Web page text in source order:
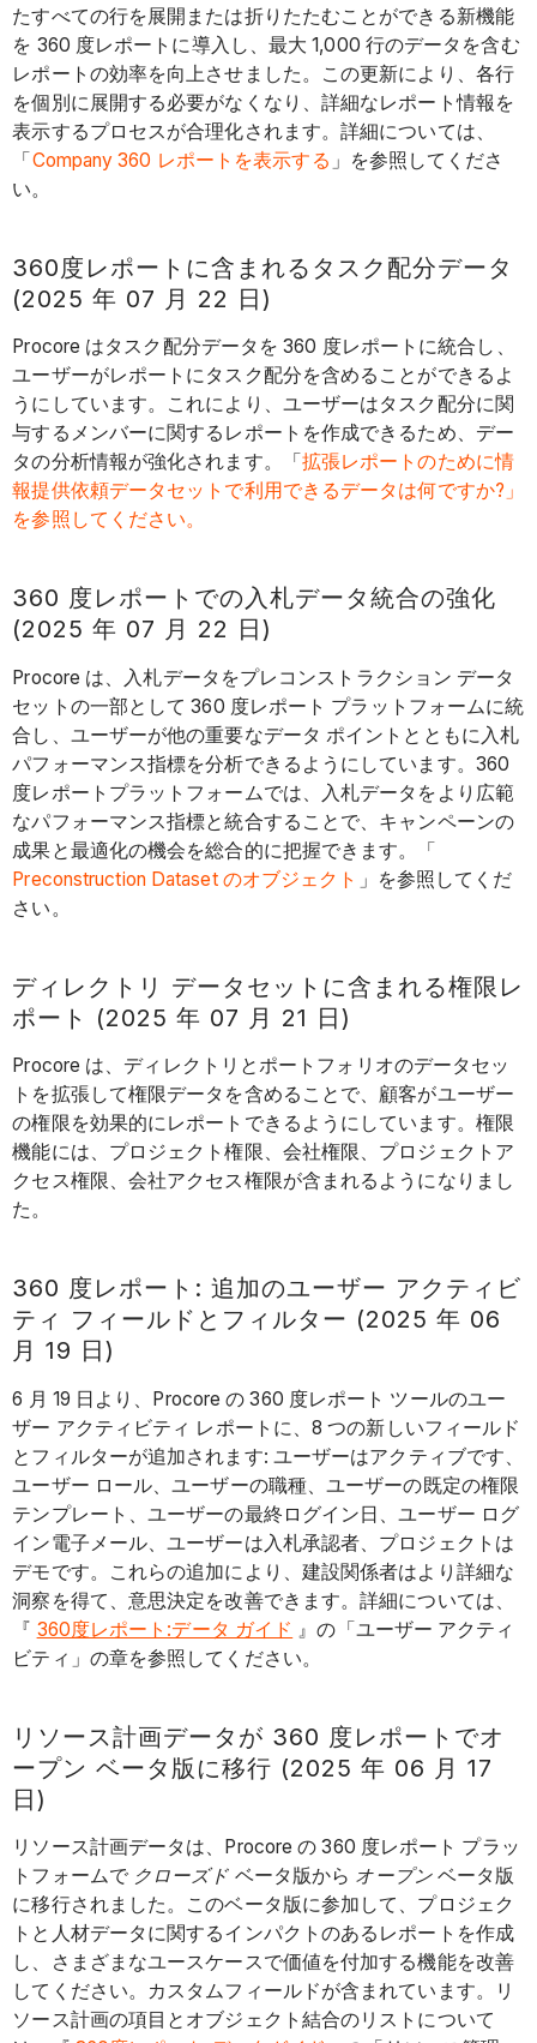
たすべての行を展開または折りたたむことができる新機能
を 360 度レポートに導入し、最大 1,000 行のデータを含む
レポートの効率を向上させました。この更新により、各行
を個別に展開する必要がなくなり、詳細なレポート情報を
表示するプロセスが合理化されます。詳細については、
「Company 360 レポートを表示する 」を参照してくださ
い。
360度レポートに含まれるタスク配分データ
(2025 年 07 月 22 日)
Procore はタスク配分データを 360 度レポートに統合し、
ユーザーがレポートにタスク配分を含めることができるよ
うにしています。これにより、ユーザーはタスク配分に関
与するメンバーに関するレポートを作成できるため、デー
タの分析情報が強化されます。「 拡張レポートのために情
報提供依頼データセットで利用できるデータは何ですか?」
を参照してください。
360 度レポートでの入札データ統合の強化
(2025 年 07 月 22 日)
Procore は、入札データをプレコンストラクション データ
セットの一部として 360 度レポート プラットフォームに統
合し、ユーザーが他の重要なデータ ポイントとともに入札
パフォーマンス指標を分析できるようにしています。360
度レポートプラットフォームでは、入札データをより広範
なパフォーマンス指標と統合することで、キャンペーンの
成果と最適化の機会を総合的に把握できます。「
Preconstruction Dataset のオブジェクト 」を参照してくだ
さい。
ディレクトリ データセットに含まれる権限レ
ポート (2025 年 07 月 21 日)
Procore は、ディレクトリとポートフォリオのデータセッ
トを拡張して権限データを含めることで、顧客がユーザー
の権限を効果的にレポートできるようにしています。権限
機能には、プロジェクト権限、会社権限、プロジェクトア
クセス権限、会社アクセス権限が含まれるようになりまし
た。
360 度レポート: 追加のユーザー アクティビ
ティ フィールドとフィルター (2025 年 06
月 19 日)
6 月 19 日より、Procore の 360 度レポート ツールのユー
ザー アクティビティ レポートに、8 つの新しいフィールド
とフィルターが追加されます: ユーザーはアクティブです、
ユーザー ロール、ユーザーの職種、ユーザーの既定の権限
テンプレート、ユーザーの最終ログイン日、ユーザー ログ
イン電子メール、ユーザーは入札承認者、プロジェクトは
デモです。これらの追加により、建設関係者はより詳細な
洞察を得て、意思決定を改善できます。詳細については、
『 360度レポート:データ ガイド 』の「ユーザー アクティ
ビティ」の章を参照してください。
リソース計画データが 360 度レポートでオ
ープン ベータ版に移行 (2025 年 06 月 17
日)
リソース計画データは、Procore の 360 度レポート プラッ
トフォームで クローズド ベータ版から オープンベータ版
に移行されました。このベータ版に参加して、プロジェク
トと人材データに関するインパクトのあるレポートを作成
し、さまざまなユースケースで価値を付加する機能を改善
してください。カスタムフィールドが含まれています。リ
ソース計画の項目とオブジェクト結合のリストについて